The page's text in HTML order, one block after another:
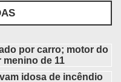
por carro; motor do
de 11
idosa de incêndio